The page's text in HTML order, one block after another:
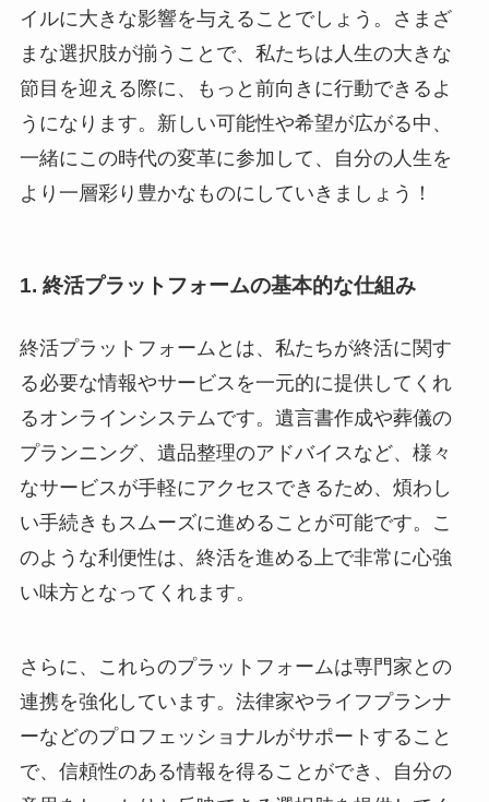
イルに大きな影響を与えることでしょう。さまざ
まな選択肢が揃うことで、私たちは人生の大きな
節目を迎える際に、もっと前向きに行動できるよ
うになります。新しい可能性や希望が広がる中、
一緒にこの時代の変革に参加して、自分の人生を
より一層彩り豊かなものにしていきましょう！
1. 終活プラットフォームの基本的な仕組み
終活プラットフォームとは、私たちが終活に関す
る必要な情報やサービスを一元的に提供してくれ
るオンラインシステムです。遺言書作成や葬儀の
プランニング、遺品整理のアドバイスなど、様々
なサービスが手軽にアクセスできるため、煩わし
い手続きもスムーズに進めることが可能です。こ
のような利便性は、終活を進める上で非常に心強
い味方となってくれます。
さらに、これらのプラットフォームは専門家との
連携を強化しています。法律家やライフプランナ
ーなどのプロフェッショナルがサポートすること
で、信頼性のある情報を得ることができ、自分の